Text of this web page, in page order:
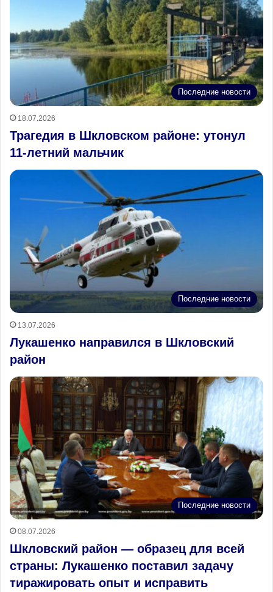
Последние новости
18.07.2026
Трагедия в Шкловском районе: утонул
11‑летний мальчик
Последние новости
13.07.2026
Лукашенко направился в Шкловский
район
Последние новости
08.07.2026
Шкловский район — образец для всей
страны: Лукашенко поставил задачу
тиражировать опыт и исправить